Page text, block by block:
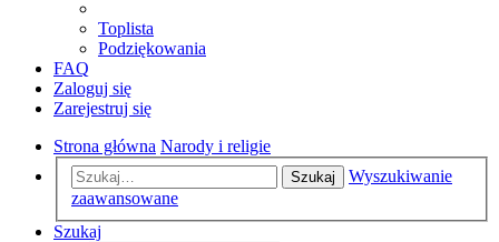
Toplista
Podziękowania
FAQ
Zaloguj się
Zarejestruj się
Strona główna Narody i religie
Szukaj
Wyszukiwanie
zaawansowane
Szukaj